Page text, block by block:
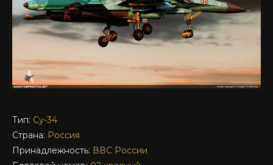
Тип: Су-34
Страна: Россия
Принадлежность: ВВС России